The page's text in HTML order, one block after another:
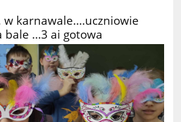
w karnawale....uczniowie
bale ...3 ai gotowa